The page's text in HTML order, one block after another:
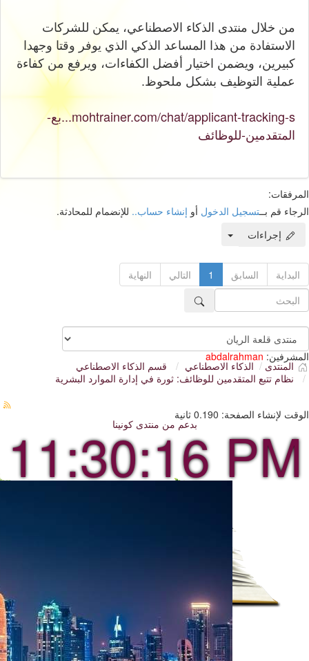
من خلال منتدى الذكاء الاصطناعي، يمكن للشركات
الاستفادة من هذا المساعد الذكي الذي يوفر وقتا وجهدا
كبيرين، ويضمن اختيار أفضل الكفاءات، ويرفع من كفاءة
عملية التوظيف بشكل ملحوظ.
mohtrainer.com/chat/applicant-tracking-s...بع-
المتقدمين-للوظائف
المرفقات:
الرجاء قم بــتسجيل الدخول أو إنشاء حساب.. للإنضمام للمحادثة.
إجراءات
البداية السابق 1 التالي النهاية
المشرفين: abdalrahman
المنتدى الذكاء الاصطناعي
قسم الذكاء الاصطناعي
نظام تتبع المتقدمين للوظائف: ثورة في إدارة الموارد البشرية
الوقت لإنشاء الصفحة: 0.190 ثانية
بدعم من منتدى كونينا
11:30:17 PM